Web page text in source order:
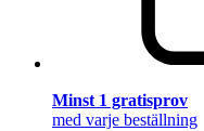
Minst 1 gratisprov
med varje beställning